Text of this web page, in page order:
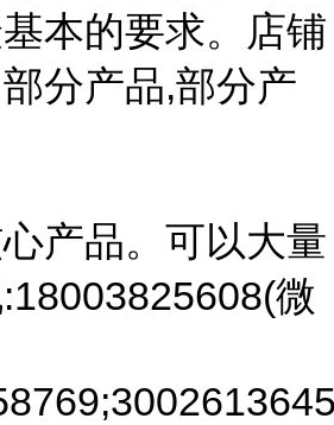
本的要求。店铺
分产品,部分产
产品。可以大量
微